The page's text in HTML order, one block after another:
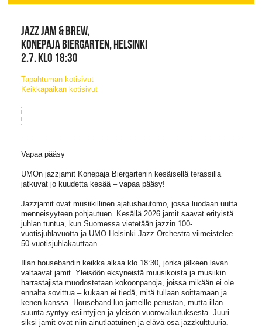
JAZZ JAM & BREW,
KONEPAJA BIERGARTEN, HELSINKI
2.7. KLO 18:30
Tapahtuman kotisivut
Keikkapaikan kotisivut
Vapaa pääsy
UMOn jazzjamit Konepaja Biergartenin kesäisellä terassilla
jatkuvat jo kuudetta kesää – vapaa pääsy!
Jazzjamit ovat musiikillinen ajatushautomo, jossa luodaan uutta
menneisyyteen pohjautuen. Kesällä 2026 jamit saavat erityistä
juhlan tuntua, kun Suomessa vietetään jazzin 100-
vuotisjuhlavuotta ja UMO Helsinki Jazz Orchestra viimeistelee
50-vuotisjuhlakauttaan.
Illan housebandin keikka alkaa klo 18:30, jonka jälkeen lavan
valtaavat jamit. Yleisöön eksyneistä muusikoista ja musiikin
harrastajista muodostetaan kokoonpanoja, joissa mikään ei ole
ennalta sovittua – kukaan ei tiedä, mitä tullaan soittamaan ja
kenen kanssa. Houseband luo jameille perustan, mutta illan
suunta syntyy esiintyjien ja yleisön vuorovaikutuksesta. Juuri
siksi jamit ovat niin ainutlaatuinen ja elävä osa jazzkulttuuria.